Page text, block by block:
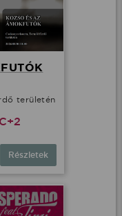
területén
Részletek